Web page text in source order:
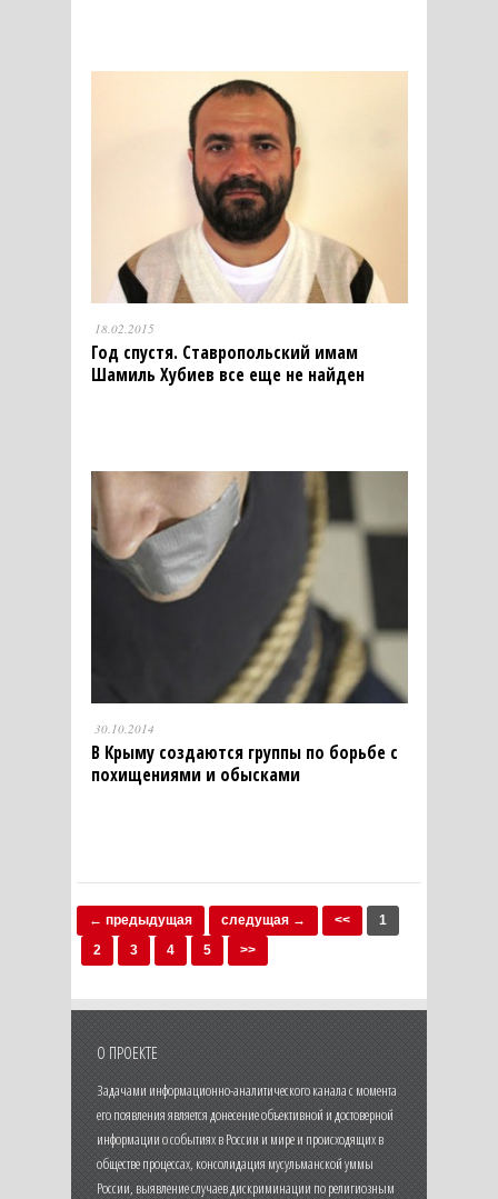
18.02.2015
Год спустя. Ставропольский имам
Шамиль Хубиев все еще не найден
30.10.2014
В Крыму создаются группы по борьбе с
похищениями и обысками
← предыдущая следущая → <<
1
2
3 4 5 >>
О ПРОЕКТЕ
Задачами информационно-аналитического канала с момента
его появления является донесение объективной и достоверной
информации о событиях в России и мире и происходящих в
обществе процессах, консолидация мусульманской уммы
России, выявление случаев дискриминации по религиозным